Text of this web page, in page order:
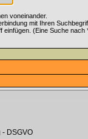
voneinander.
mit Ihren
(Eine Suche